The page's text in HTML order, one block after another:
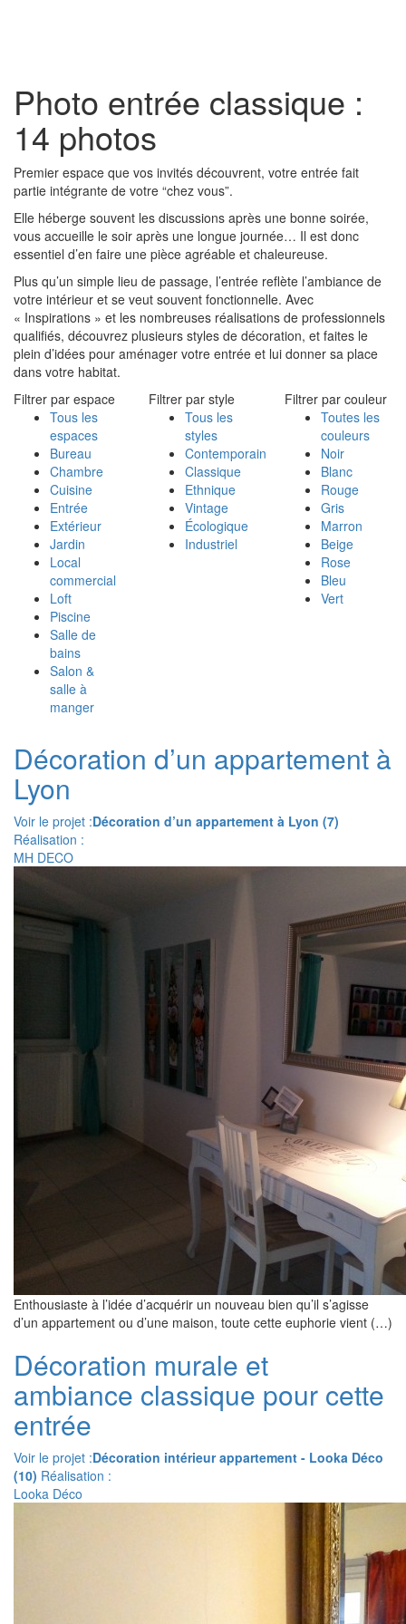
Photo entrée classique :
14 photos
Premier espace que vos invités découvrent, votre entrée fait
partie intégrante de votre “chez vous”.
Elle héberge souvent les discussions après une bonne soirée,
vous accueille le soir après une longue journée… Il est donc
essentiel d’en faire une pièce agréable et chaleureuse.
Plus qu’un simple lieu de passage, l’entrée reflète l’ambiance de
votre intérieur et se veut souvent fonctionnelle. Avec
« Inspirations » et les nombreuses réalisations de professionnels
qualifiés, découvrez plusieurs styles de décoration, et faites le
plein d’idées pour aménager votre entrée et lui donner sa place
dans votre habitat.
Filtrer par espace
Tous les
espaces
Bureau
Chambre
Cuisine
Entrée
Extérieur
Jardin
Local
commercial
Loft
Piscine
Salle de
bains
Salon &
salle à
manger
Filtrer par style
Tous les
styles
Contemporain
Classique
Ethnique
Vintage
Écologique
Industriel
Filtrer par couleur
Toutes les
couleurs
Noir
Blanc
Rouge
Gris
Marron
Beige
Rose
Bleu
Vert
Décoration d’un appartement à
Lyon
Voir le projet :Décoration d’un appartement à Lyon (7)
Réalisation :
MH DECO
Enthousiaste à l’idée d’acquérir un nouveau bien qu’il s’agisse
d’un appartement ou d’une maison, toute cette euphorie vient (…)
Décoration murale et
ambiance classique pour cette
entrée
Voir le projet :Décoration intérieur appartement - Looka Déco
(10) Réalisation :
Looka Déco